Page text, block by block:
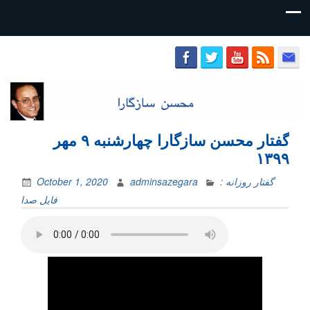
محسن
سازگاراگفتار محسن سازگارا چهارشنبه ۹ مهر
۱۳۹۹
October 1, 2020 adminsazegara
گفتار روزانه :
فایل‌ صدا